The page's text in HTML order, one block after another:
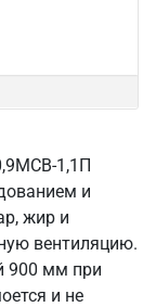
1,1П
и
жир и
вентиляцию.
900 мм при
и не